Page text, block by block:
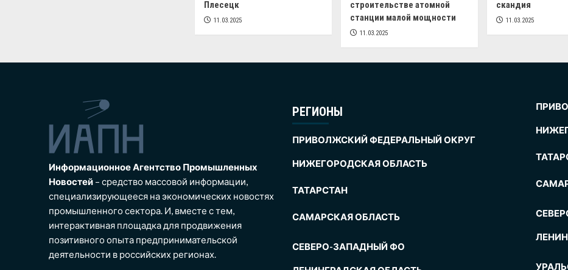
Плесецк
11.03.2025
строительстве атомной
станции малой мощности
11.03.2025
скандия
11.03.2025
Информационное Агентство Промышленных
Новостей– средство массовой информации,
специализирующееся на экономических новостях
промышленного сектора. И, вместе с тем,
интерактивная площадка для продвижения
позитивного опыта предпринимательской
деятельности в российских регионах.
РЕГИОНЫ
ПРИВОЛЖСКИЙ ФЕДЕРАЛЬНЫЙ ОКРУГ
НИЖЕГОРОДСКАЯ ОБЛАСТЬ
ТАТАРСТАН
САМАРСКАЯ ОБЛАСТЬ
СЕВЕРО-ЗАПАДНЫЙ ФО